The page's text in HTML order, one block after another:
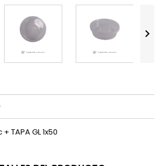

TAPA GL 1x50